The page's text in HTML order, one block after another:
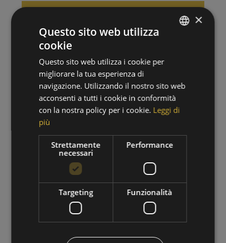
PERIODO DI ESCURSIONI
01/09/2026 - 30/09/2026
VAI ALL'OFFERTA
×
Questo sito web utilizza
cookie
Questo sito web utilizza i cookie per
migliorare la tua esperienza di
navigazione. Utilizzando il nostro sito web
acconsenti a tutti i cookie in conformità
con la nostra policy per i cookie. Leggi di
più
Strettamente
necessari
Performance
Targeting Funzionalità